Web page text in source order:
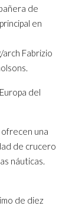
de
en
arch Fabrizio
del
una
de crucero
náuticas.
de diez